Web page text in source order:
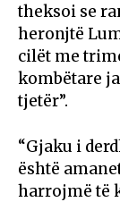
theksoi se
heronjtë
cilët me
kombëtare
tjetër”.
“Gjaku i
është
harrojmë të